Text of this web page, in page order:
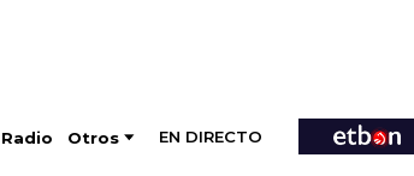
Radio Otros EN DIRECTO